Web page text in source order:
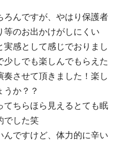
ろんですが、やはり保護者
等のお出かけがしにくい
感として感じでおりまし
しでも楽しんでもらえた
奏させて頂きました！楽し
うか？？
てちらほら見えるとても眠
でした笑
んですけど、体力的に辛い